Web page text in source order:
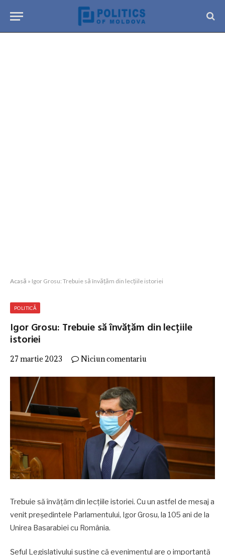
Acasă » Igor Grosu: Trebuie să învățăm din lecțiile istoriei
POLITICĂ
Igor Grosu: Trebuie să învățăm din lecțiile
istoriei
27 martie 2023 Niciun comentariu
Trebuie să învățăm din lecțiile istoriei. Cu un astfel de mesaj a
venit președintele Parlamentului, Igor Grosu, la 105 ani de la
Unirea Basarabiei cu România.
Șeful Legislativului susține că evenimentul are o importanță